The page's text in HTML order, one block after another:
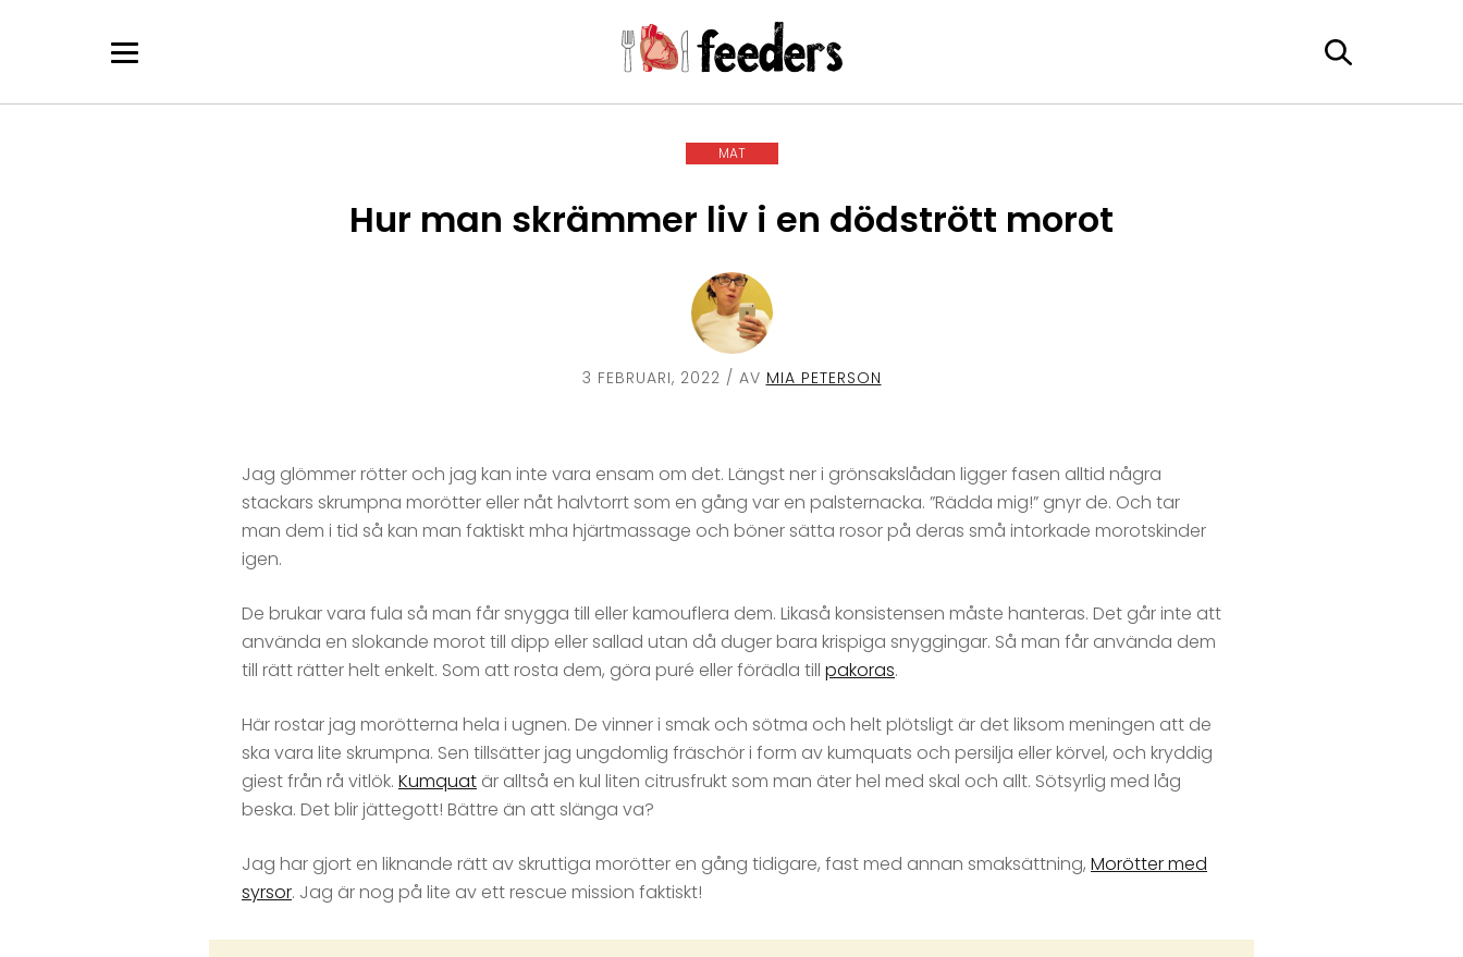
MAT
Hur man skrämmer liv i en dödstrött morot
3 FEBRUARI, 2022 / AV MIA PETERSON
Jag glömmer rötter och jag kan inte vara ensam om det. Längst ner i grönsakslådan ligger fasen alltid några
stackars skrumpna morötter eller nåt halvtorrt som en gång var en palsternacka. ”Rädda mig!” gnyr de. Och tar
man dem i tid så kan man faktiskt mha hjärtmassage och böner sätta rosor på deras små intorkade morotskinder
igen.
De brukar vara fula så man får snygga till eller kamouflera dem. Likaså konsistensen måste hanteras. Det går inte att
använda en slokande morot till dipp eller sallad utan då duger bara krispiga snyggingar. Så man får använda dem
till rätt rätter helt enkelt. Som att rosta dem, göra puré eller förädla till pakoras.
Här rostar jag morötterna hela i ugnen. De vinner i smak och sötma och helt plötsligt är det liksom meningen att de
ska vara lite skrumpna. Sen tillsätter jag ungdomlig fräschör i form av kumquats och persilja eller körvel, och kryddig
giest från rå vitlök. Kumquat är alltså en kul liten citrusfrukt som man äter hel med skal och allt. Sötsyrlig med låg
beska. Det blir jättegott! Bättre än att slänga va?
Jag har gjort en liknande rätt av skruttiga morötter en gång tidigare, fast med annan smaksättning, Morötter med
syrsor. Jag är nog på lite av ett rescue mission faktiskt!